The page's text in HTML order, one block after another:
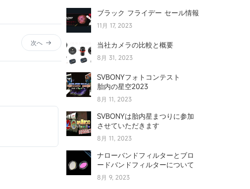
次へ
ブラック フライデー セール情報
11月 17, 2023
当社カメラの比較と概要
8月 31, 2023
SVBONYフォトコンテスト
胎内の星空2023
8月 11, 2023
SVBONYは胎内星まつりに参加
させていただきます
8月 11, 2023
ナローバンドフィルターとブロ
ードバンドフィルターについて
8月 9, 2023